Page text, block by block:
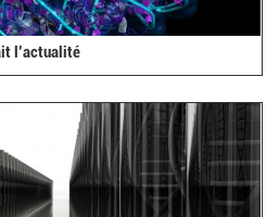
l’actualité